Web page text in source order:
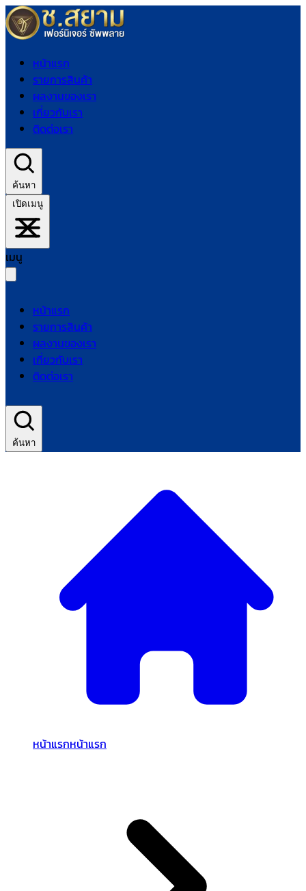
หน้าแรก
รายการสินค้า
ผลงานของเรา
เกี่ยวกับเรา
ติดต่อเรา
ค้นหา
เปิดเมนู
เมนู
หน้าแรก
รายการสินค้า
ผลงานของเรา
เกี่ยวกับเรา
ติดต่อเรา
ค้นหา
หน้าแรกหน้าแรก